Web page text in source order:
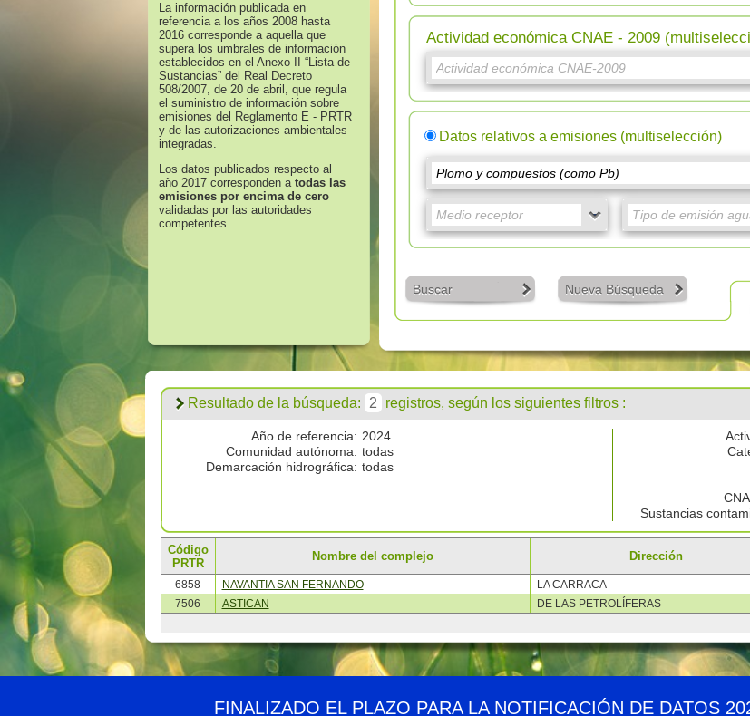
La información publicada en
referencia a los años 2008 hasta
2016 corresponde a aquella que
supera los umbrales de información
establecidos en el Anexo II “Lista de
Sustancias” del Real Decreto
508/2007, de 20 de abril, que regula
el suministro de información sobre
emisiones del Reglamento E - PRTR
y de las autorizaciones ambientales
integradas.
Los datos publicados respecto al
año 2017 corresponden atodas las
emisiones por encima de cero
validadas por las autoridades
competentes.
Actividad económica CNAE - 2009
Datos relativos a emisiones (multiselección)
Buscar
Nueva Búsqueda
Resultado de la búsqueda: 2 registros, según los siguientes filtros :
Año de referencia: 2024
Comunidad autónoma: todas
Demarcación hidrográfica: todas
Sustancias
Código
PRTR
Nombre del complejo Dirección
6858 NAVANTIA SAN FERNANDO LA CARRACA
7506
ASTICAN DE LAS PETROLÍFERAS
Ministerio para la Transición Ecológica y el Reto Demográfico
Mapa web Canales RSS Enlaces
FINALIZADO EL PLAZO PARA LA NOTIFICACIÓN DE DATOS